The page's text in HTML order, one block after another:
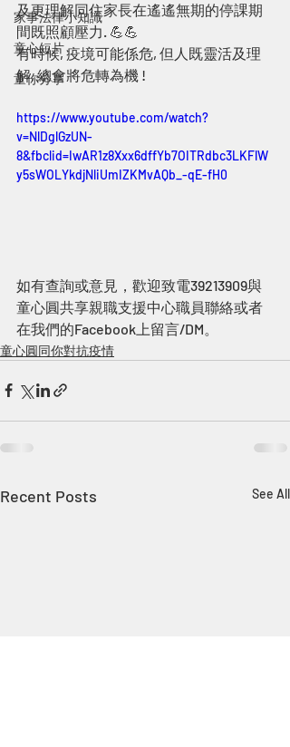
家事法律小知識
童心短片
童你分享
及更理解同住家長在遙遙無期的停課期
間既照顧壓力. 💪💪
有時候, 疫境可能係危, 但人既靈活及理
解, 總會將危轉為機 !
https://www.youtube.com/watch?
v=NlDglGzUN-
8&fbclid=IwAR1z8Xxx6dffYb7OITRdbc3LKFlW
y5sWOLYkdjNliUmIZKMvAQb_-qE-fH0
如有查詢或意見，歡迎致電39213909與
童心圓共享親職支援中心職員聯絡或者
在我們的Facebook上留言/DM。
童心圓同你對抗疫情
Recent Posts See All